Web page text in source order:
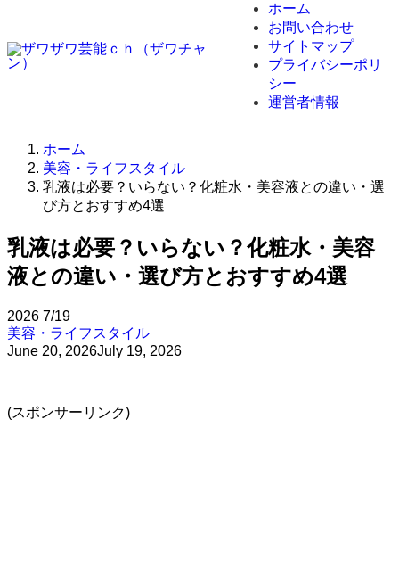
ホーム
お問い合わせ
サイトマップ
プライバシーポリ
シー
運営者情報
ホーム
美容・ライフスタイル
乳液は必要？いらない？化粧水・美容液との違い・選
び方とおすすめ4選
乳液は必要？いらない？化粧水・美容
液との違い・選び方とおすすめ4選
2026 7/19
美容・ライフスタイル
June 20, 2026July 19, 2026
(スポンサーリンク)